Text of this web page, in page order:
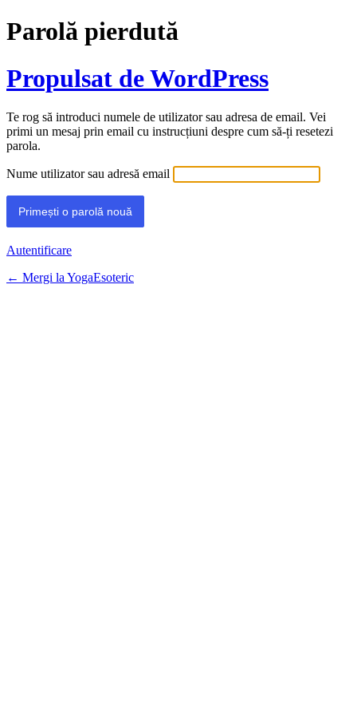
Parolă pierdută
Propulsat de WordPress
Te rog să introduci numele de utilizator sau adresa de email. Vei
primi un mesaj prin email cu instrucțiuni despre cum să-ți resetezi
parola.
Nume utilizator sau adresă email
Autentificare
← Mergi la YogaEsoteric